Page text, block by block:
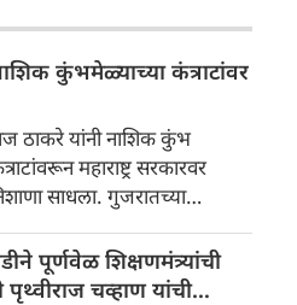
कुंभमेळ्याच्या कंत्राटांवर
ठाकरे यांनी नाशिक कुंभ
महाराष्ट्र सरकारवर
साधला. गुजरातच्या
अन्याय होत असल्याचा
त्यांनी केला.
पूर्णवेळ शिक्षणमंत्र्यांची
चव्हाण यांची